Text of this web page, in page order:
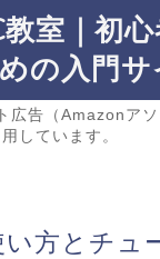
教室｜初
の入門サ
広告（Amazonア
用しています。
方とチュ